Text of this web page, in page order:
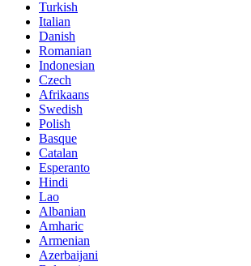
Turkish
Italian
Danish
Romanian
Indonesian
Czech
Afrikaans
Swedish
Polish
Basque
Catalan
Esperanto
Hindi
Lao
Albanian
Amharic
Armenian
Azerbaijani